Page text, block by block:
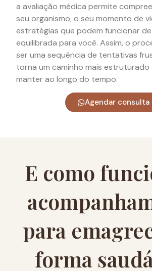
a avaliação médica permite
seu organismo, o seu momento de
estratégias que podem funcionar
equilibrada para você. Assim, o
ser uma sequência de tentativas
torna um caminho mais estruturado
manter ao longo do tempo.
Agendar consulta
E como
para
forma